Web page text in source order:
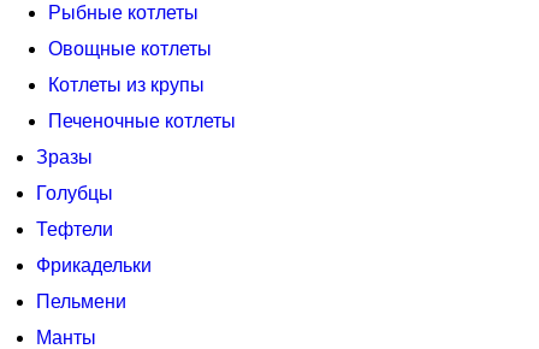
Рыбные котлеты
Овощные котлеты
Котлеты из крупы
Печеночные котлеты
Зразы
Голубцы
Тефтели
Фрикадельки
Пельмени
Манты